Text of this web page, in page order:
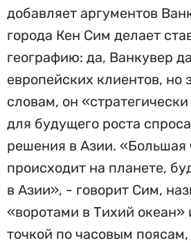
добавляет аргументов
города Кен Сим делает
географию: да, Ванкувер
европейских клиентов, но
словам, он
для будущего роста
решения в Азии. «Большая
происходит на планете,
в Азии», - говорит Сим,
«воротами в Тихий океан»
точкой по часовым